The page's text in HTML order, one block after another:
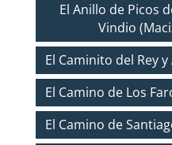
El Anillo de Picos
Vindio
El Caminito del Rey
El Camino de Los
El Camino de